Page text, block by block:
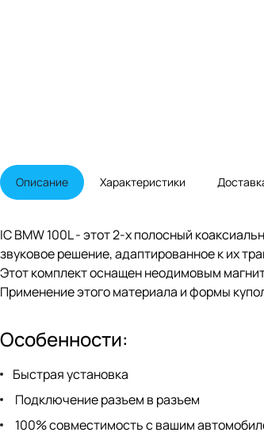
Описание Характеристики
IC BMW 100L - этот 2-х полосный
звуковое решение, адаптированное к их
Этот комплект оснащен неодимовым
Применение этого материала и формы
Особенности:
Быстрая установка
Подключение разъем в разъем
100% совместимость с вашим